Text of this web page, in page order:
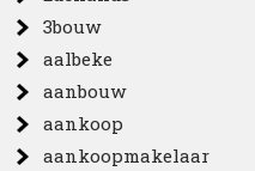
3bouw
aalbeke
aanbouw
aankoop
aankoopmakelaar